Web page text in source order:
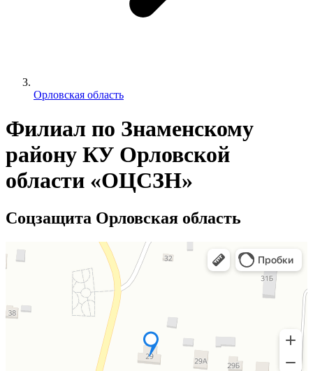
Орловская область
Филиал по Знаменскому
району КУ Орловской
области «ОЦСЗН»
Соцзащита Орловская область